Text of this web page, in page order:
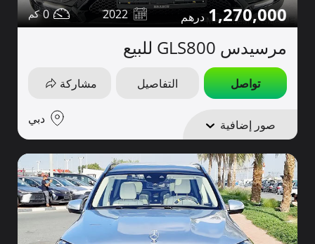
1,270,000
2022
0
مرسيدس GLS800 للبيع
تواصل التفاصيل مشاركة
صور إضافية دبي